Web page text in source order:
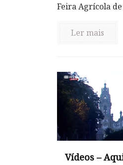
Feira Agrícola
Ler mais
Vídeos –